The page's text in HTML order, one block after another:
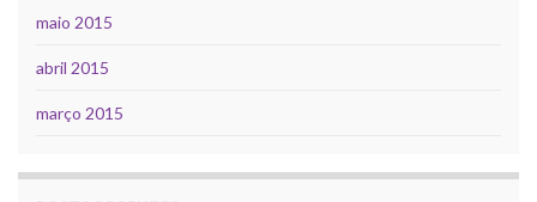
maio 2015
abril 2015
março 2015